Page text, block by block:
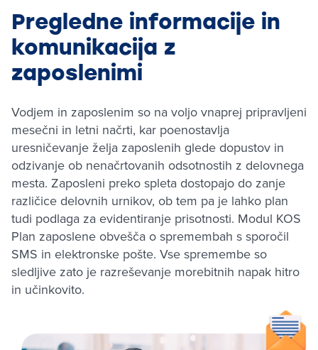
Pregledne informacije in
komunikacija z
zaposlenimi
Vodjem in zaposlenim so na voljo vnaprej pripravljeni
mesečni in letni načrti, kar poenostavlja
uresničevanje želja zaposlenih glede dopustov in
odzivanje ob nenačrtovanih odsotnostih z delovnega
mesta. Zaposleni preko spleta dostopajo do zanje
različice delovnih urnikov, ob tem pa je lahko plan
tudi podlaga za evidentiranje prisotnosti. Modul KOS
Plan zaposlene obvešča o spremembah s sporočil
SMS in elektronske pošte. Vse spremembe so
sledljive zato je razreševanje morebitnih napak hitro
in učinkovito.